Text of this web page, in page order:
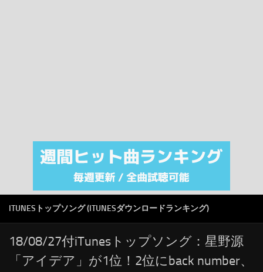
注目カテゴリ
オリジナルiTunes週間トップソング
RSS
LINKS
ITUNESトップソング (ITUNESダウンロードランキング)
18/08/27付iTunesトップソング：星野源
「アイデア」が1位！2位にback number、